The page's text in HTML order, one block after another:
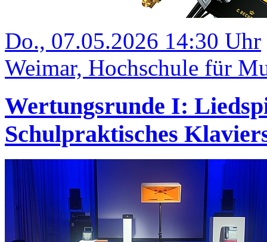
Do., 07.05.2026 14:30 Uhr
Weimar, Hochschule für
Wertungsrunde I:
Schulpraktisches